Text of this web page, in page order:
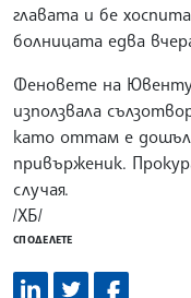
главата и бе
болницата едва
Феновете на
използвала
като оттам е дошъл
привърженик.
случая.
/ХБ/
СПОДЕЛЕТЕ